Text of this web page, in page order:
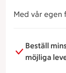
Med vår egen
Beställ
möjliga